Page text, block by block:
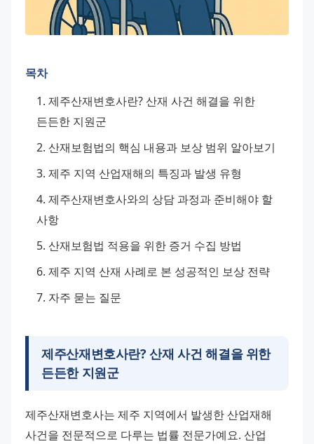
목차
제주산재변호사란? 산재 사건 해결을 위한
든든한 지원군
산재보험법의 핵심 내용과 보상 범위 알아보기
제주 지역 산업재해의 특징과 발생 유형
제주산재변호사와의 상담 과정과 준비해야 할
사항
산재보험법 적용을 위한 증거 수집 방법
제주 지역 산재 사례로 본 성공적인 보상 전략
자주 묻는 질문
제주산재변호사란? 산재 사건 해결을 위한
든든한 지원군
제주산재변호사는 제주 지역에서 발생한 산업재해
사건을 전문적으로 다루는 법률 전문가예요. 산업